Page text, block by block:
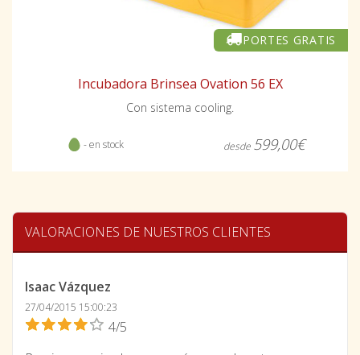
PORTES GRATIS
Incubadora Brinsea Ovation 56 EX
Con sistema cooling.
- en stock desde 599,00€
VALORACIONES DE NUESTROS CLIENTES
Isaac Vázquez
27/04/2015 15:00:23
4/5